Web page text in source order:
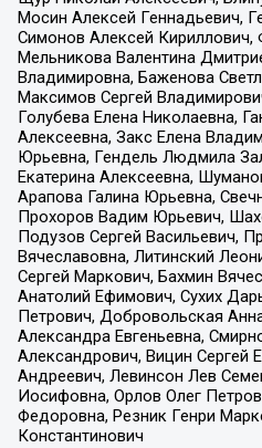
Мосин Алексей Геннадьевич,
Симонов Алексей Кириллович,
Мельникова Валентина
Владимировна, Баженова
Максимов Сергей
Голубева Елена Николаевна,
Алексеевна, Закс Елена
Юрьевна, Гендель Людмила
Екатерина Алексеевна,
Арапова Галина Юрьевна,
Прохоров Вадим Юрьевич,
Подузов Сергей Васильевич,
Вячеславовна, Литинский
Сергей Маркович, Бахмин
Анатолий Ефимович, Сухих
Петрович, Добровольская
Александра Евгеньевна,
Александрович, Вицин Сергей
Андреевич, Левинсон Лев
Иосифовна, Орлов Олег
Федоровна, Резник Генри
Константинович